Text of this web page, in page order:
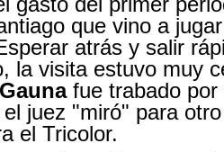
que vino a
atrás y salir
la visita estuvo muy
fue trabado por
juez "miró" para
el Tricolor.